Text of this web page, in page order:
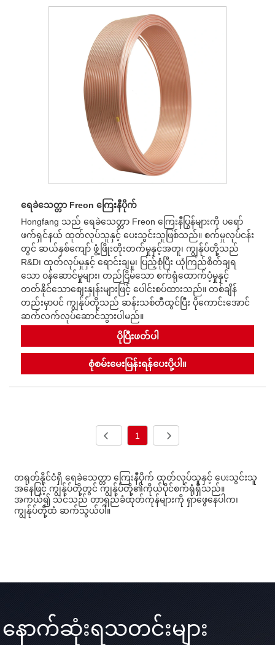
ရေခဲသေတ္တာ Freon ကြေးနီပိုက်
Hongfang သည် ရေခဲသေတ္တာ Freon ကြေးနီပြွန်များကို ပရော်
ဖက်ရှင်နယ် ထုတ်လုပ်သူနှင့် ပေးသွင်းသူဖြစ်သည်။ စက်မှုလုပ်ငန်း
တွင် ဆယ်နှစ်ကျော် ဖွံ့ဖြိုးတိုးတက်မှုနှင့်အတူ၊ ကျွန်ုပ်တို့သည်
R&D၊ ထုတ်လုပ်မှုနှင့် ရောင်းချမှု၊ ပြည့်စုံပြီး ယုံကြည်စိတ်ချရ
သော ဝန်ဆောင်မှုများ၊ တည်ငြိမ်သော စက်ရုံထောက်ပံ့မှုနှင့်
တတ်နိုင်သောစျေးနှုန်းများဖြင့် ပေါင်းစပ်ထားသည်။ တစ်ချိန်
တည်းမှာပင် ကျွန်ုပ်တို့သည် ဆန်းသစ်တီထွင်ပြီး ပိုကောင်းအောင်
ဆက်လက်လုပ်ဆောင်သွားပါမည်။
ပိုပြီးဖတ်ပါ
စုံစမ်းမေးမြန်းရန်ပေးပို့ပါ။
1
တရုတ်နိုင်ငံရှိ ရေခဲသေတ္တာ ကြေးနီပိုက် ထုတ်လုပ်သူနှင့် ပေးသွင်းသူ
အနေဖြင့် ကျွန်ုပ်တို့တွင် ကျွန်ုပ်တို့၏ကိုယ်ပိုင်စက်ရုံရှိသည်။
အကယ်၍ သင်သည် တာရှည်ခံထုတ်ကုန်များကို ရှာဖွေနေပါက၊
ကျွန်ုပ်တို့ထံ ဆက်သွယ်ပါ။
နောက်ဆုံးရသတင်းများ